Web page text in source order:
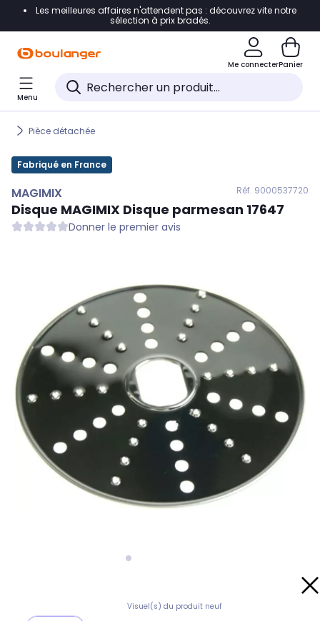
Accéder directement à la navigation
Accéder directement au pied de page
Accéder directement au chatbot
Les meilleures affaires n'attendent pas : découvrez vite notre
sélection à prix bradés.
Me connecterPanier
Menu
Pièce détachée
Fabriqué en France
MAGIMIX Réf. 9000537720
Disque MAGIMIX Disque parmesan 17647
Donner le premier avis
Visuel(s) du produit neuf